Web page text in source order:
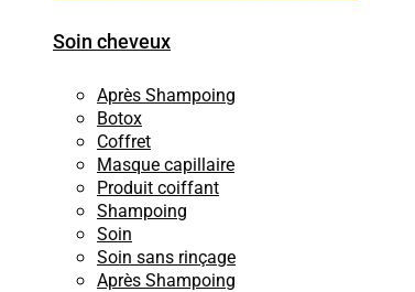
Soin cheveux
Après Shampoing
Botox
Coffret
Masque capillaire
Produit coiffant
Shampoing
Soin
Soin sans rinçage
Après Shampoing